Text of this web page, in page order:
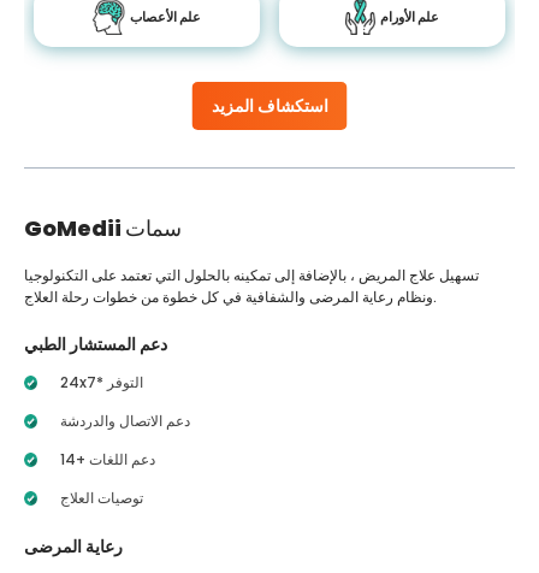
استكشاف المزيد
علم الأعصاب علم الأورام
GoMedii سمات
تسهيل علاج المريض ، بالإضافة إلى تمكينه بالحلول التي تعتمد على التكنولوجيا
ونظام رعاية المرضى والشفافية في كل خطوة من خطوات رحلة العلاج.
دعم المستشار الطبي
24x7* التوفر
دعم الاتصال والدردشة
14+ دعم اللغات
توصيات العلاج
رعاية المرضى